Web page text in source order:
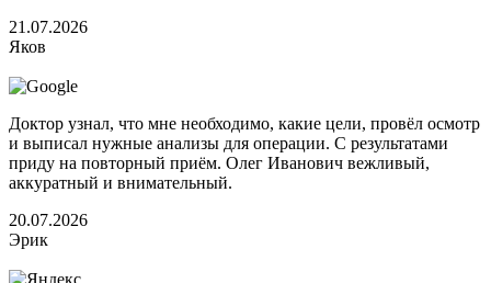
21.07.2026
Яков
Доктор узнал, что мне необходимо, какие цели, провёл осмотр
и выписал нужные анализы для операции. С результатами
приду на повторный приём. Олег Иванович вежливый,
аккуратный и внимательный.
20.07.2026
Эрик